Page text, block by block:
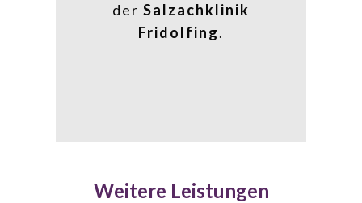
der Salzachklinik
Fridolfing.
Weitere Leistungen